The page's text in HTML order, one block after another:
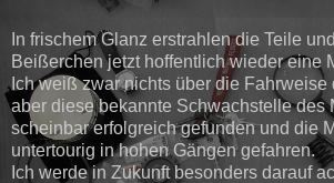
In frischem Glanz erstrahlen die Teile
Beißerchen jetzt hoffentlich wieder eine
Ich weiß zwar nichts über die Fahrweise
aber diese bekannte Schwachstelle des
scheinbar erfolgreich gefunden und die
untertourig in hohen Gängen gefahren.
Ich werde in Zukunft besonders darauf